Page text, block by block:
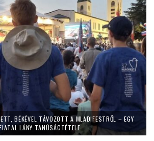
BÉKÉVEL TÁVOZOTT A MLADIFESTRŐL – EGY
LÁNY TANÚSÁGTÉTELE